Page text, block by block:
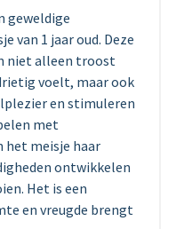
geweldige
van 1 jaar oud. Deze
niet alleen troost
voelt, maar ook
en stimuleren
met
het meisje haar
ontwikkelen
Het is een
en vreugde brengt